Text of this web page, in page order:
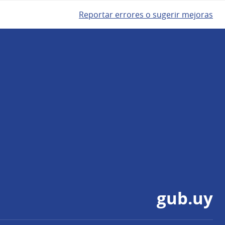
Reportar errores o sugerir mejoras
gub.uy